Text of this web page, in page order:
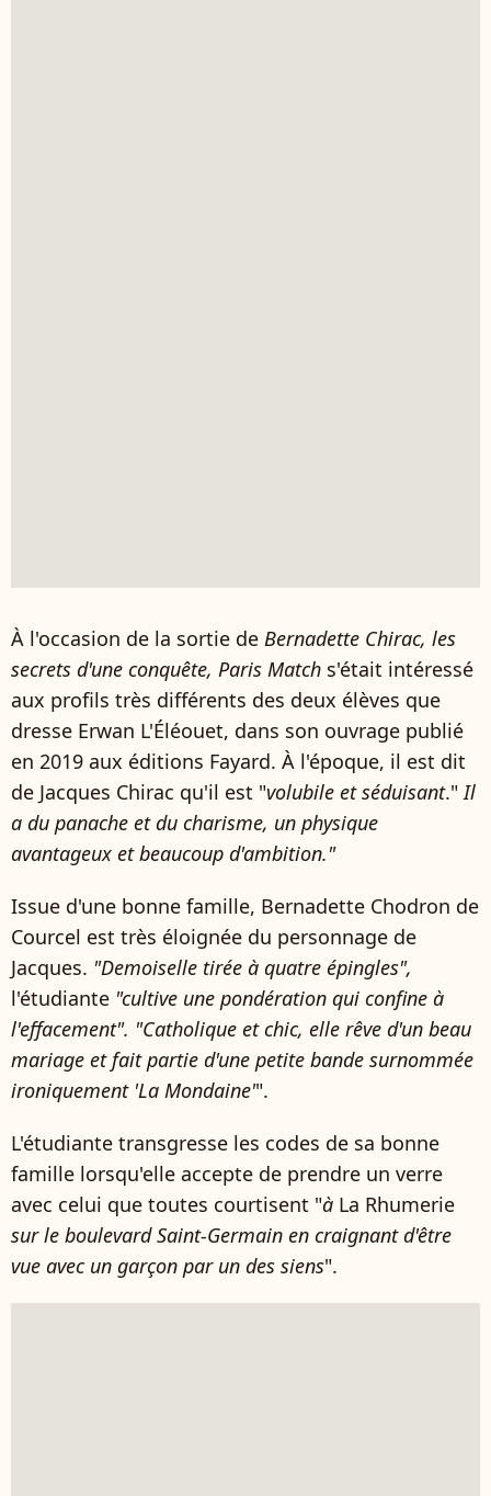
À l'occasion de la sortie de Bernadette Chirac, les
secrets d'une conquête, Paris Match s'était intéressé
aux profils très différents des deux élèves que
dresse Erwan L'Éléouet, dans son ouvrage publié
en 2019 aux éditions Fayard. À l'époque, il est dit
de Jacques Chirac qu'il est "volubile et séduisant." Il
a du panache et du charisme, un physique
avantageux et beaucoup d'ambition."
Issue d'une bonne famille, Bernadette Chodron de
Courcel est très éloignée du personnage de
Jacques. "Demoiselle tirée à quatre épingles",
l'étudiante "cultive une pondération qui confine à
l'effacement". "Catholique et chic, elle rêve d'un beau
mariage et fait partie d'une petite bande surnommée
ironiquement 'La Mondaine'".
L'étudiante transgresse les codes de sa bonne
famille lorsqu'elle accepte de prendre un verre
avec celui que toutes courtisent "à La Rhumerie
sur le boulevard Saint-Germain en craignant d'être
vue avec un garçon par un des siens".